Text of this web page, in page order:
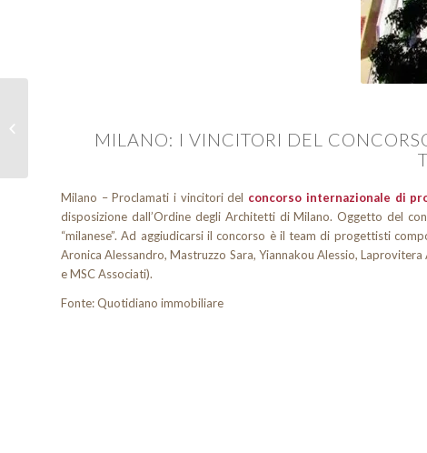
MILANO: I VINCITORI DEL
Milano – Proclamati i vincitori del concorso internazionale di
disposizione dall’Ordine degli Architetti di Milano. Oggetto del
“milanese”. Ad aggiudicarsi il concorso è il team di progettisti
Aronica Alessandro, Mastruzzo Sara, Yiannakou Alessio,
e MSC Associati).
Fonte: Quotidiano immobiliare
concentra sul tema...